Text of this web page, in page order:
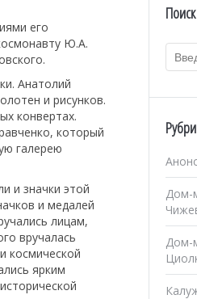
его
Ю.А.
Анатолий
и рисунков.
конвертах.
который
галерею
и значки этой
и медалей
лицам,
вручалась
космической
ярким
Дом-
Дом-